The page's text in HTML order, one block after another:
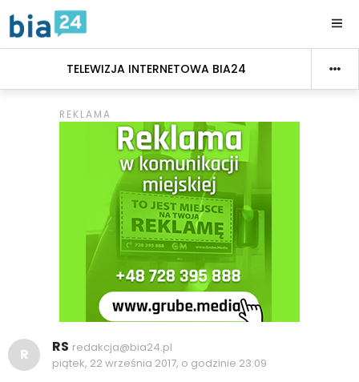
TELEWIZJA INTERNETOWA BIA24
R RS redakcja@bia24.pl
piątek, 22 września 2017, o godzinie 23:09